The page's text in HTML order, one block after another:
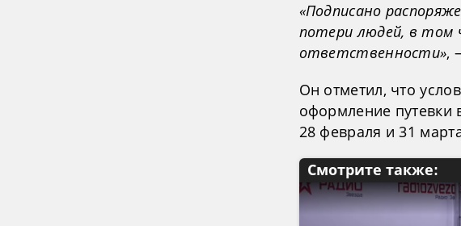
«Подписано
потери людей, в том
ответственности»,
Он отметил, что
оформление путевки
28 февраля и 31
Смотрите также: